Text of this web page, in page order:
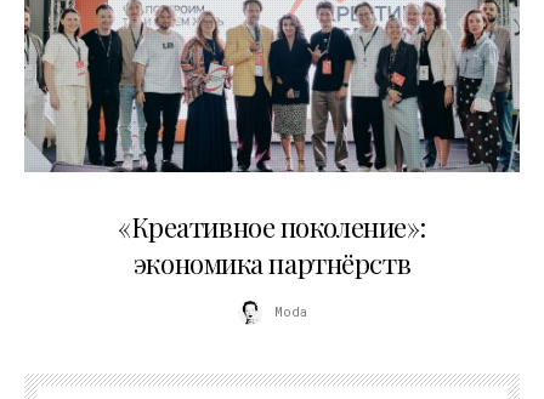
«Креативное поколение»:
экономика партнёрств
Moda